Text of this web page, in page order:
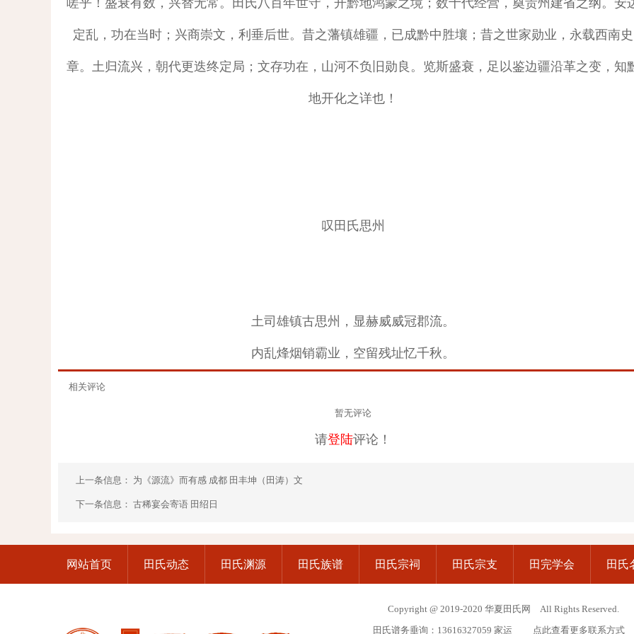
嗟乎！盛衰有数，兴替无常。田氏八百年世守，开黔地鸿蒙之境；数十代经营，奠贵州建省之纲。安
定乱，功在当时；兴商崇文，利垂后世。昔之藩镇雄疆，已成黔中胜壤；昔之世家勋业，永载西南史
章。土归流兴，朝代更迭终定局；文存功在，山河不负旧勋良。览斯盛衰，足以鉴边疆沿革之变，知
地开化之详也！
叹田氏思州
土司雄镇古思州，显赫威威冠郡流。
内乱烽烟销霸业，空留残址忆千秋。
相关评论
暂无评论
请登陆评论！
上一条信息： 为《源流》而有感 成都 田丰坤（田涛）文
下一条信息： 古稀宴会寄语 田绍日
网站首页 田氏动态 田氏渊源 田氏族谱 田氏宗祠 田氏宗支 田完学会 田氏
Copyright @ 2019-2020 华夏田氏网 All Rights Reserved.
田氏谱务垂询：13616327059 家运 点此查看更多联系方式